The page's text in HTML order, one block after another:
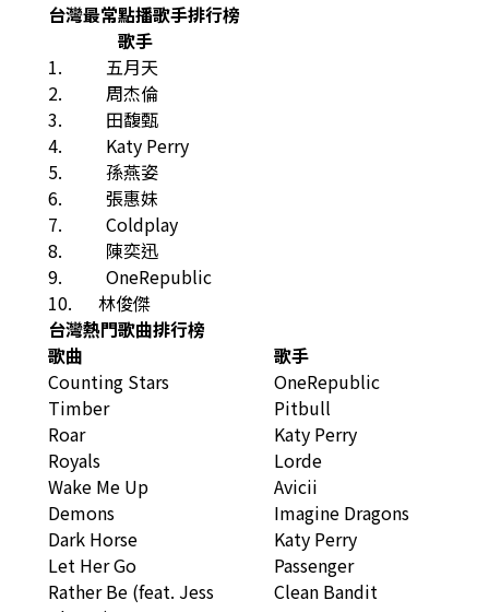
台灣最常點播歌手排行榜
歌手
1. 五月天
2. 周杰倫
3. 田馥甄
4. Katy Perry
5. 孫燕姿
6. 張惠妹
7. Coldplay
8. 陳奕迅
9. OneRepublic
10. 林俊傑
台灣熱門歌曲排行榜
歌曲
歌手
Counting Stars
OneRepublic
Timber
Pitbull
Roar
Katy Perry
Royals
Lorde
Wake Me Up
Avicii
Demons
Imagine Dragons
Dark Horse
Katy Perry
Let Her Go
Passenger
Rather Be (feat. Jess
Clean Bandit